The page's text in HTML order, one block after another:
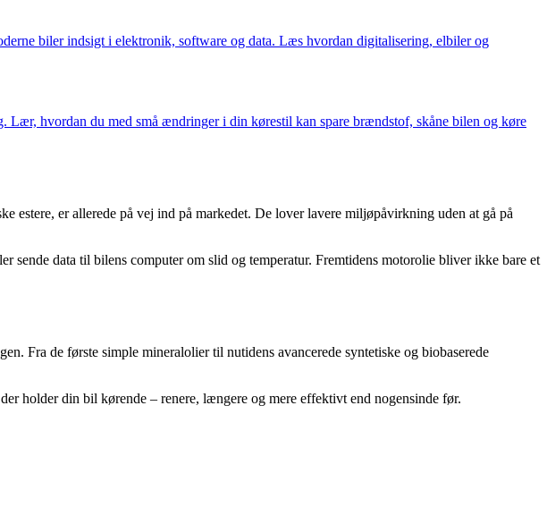
biler indsigt i elektronik, software og data. Læs hvordan digitalisering, elbiler og
Lær, hvordan du med små ændringer i din kørestil kan spare brændstof, skåne bilen og køre
estere, er allerede på vej ind på markedet. De lover lavere miljøpåvirkning uden at gå på
sende data til bilens computer om slid og temperatur. Fremtidens motorolie bliver ikke bare et
Fra de første simple mineralolier til nutidens avancerede syntetiske og biobaserede
holder din bil kørende – renere, længere og mere effektivt end nogensinde før.